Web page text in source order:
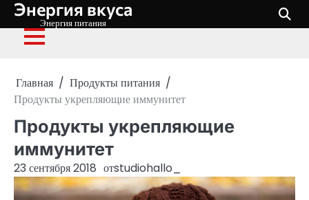
Перейти
содержимому
Энергия вкуса
Энергия питания
Главная
Продукты питания
Продукты укрепляющие иммунитет
Продукты укрепляющие
иммунитет
23 сентября 2018 отstudiohallo_